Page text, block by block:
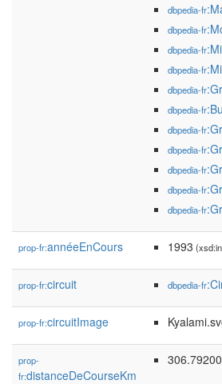
dbpedia-fr
dbpedia-fr
dbpedia-fr
dbpedia-fr
dbpedia-fr
dbpedia-fr
dbpedia-fr
dbpedia-fr
dbpedia-fr
dbpedia-fr
dbpedia-fr
prop-fr:annéeEnCours 1993
prop-fr:circuit dbpedia-fr
prop-fr:circuitImage
prop-
fr:distanceDeCourseKm